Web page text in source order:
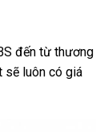
đến từ thương
sẽ luôn có giá